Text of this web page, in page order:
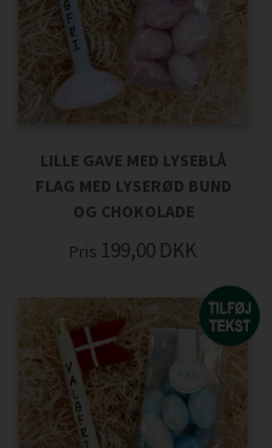
LILLE GAVE MED LYSEBLÅ
FLAG MED LYSERØD BUND
OG CHOKOLADE
Pris 199,00 DKK